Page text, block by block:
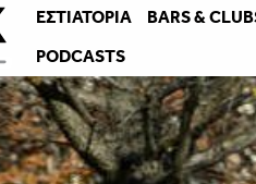
ΕΣΤΙΑΤΌΡΙΑ BARS &
PODCASTS